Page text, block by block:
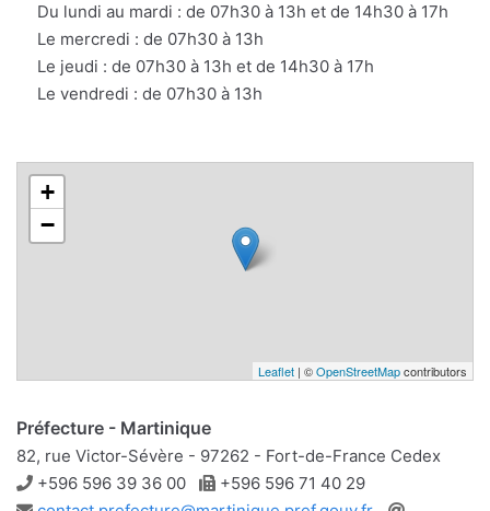
Du lundi au mardi : de 07h30 à 13h et de 14h30 à 17h
Le mercredi : de 07h30 à 13h
Le jeudi : de 07h30 à 13h et de 14h30 à 17h
Le vendredi : de 07h30 à 13h
+
−
Leaflet | ©OpenStreetMapcontributors
Préfecture - Martinique
82, rue Victor-Sévère - 97262 - Fort-de-France Cedex
Téléphone
+596 596 39 36 00 Télécopie
+596 596 71 40 29